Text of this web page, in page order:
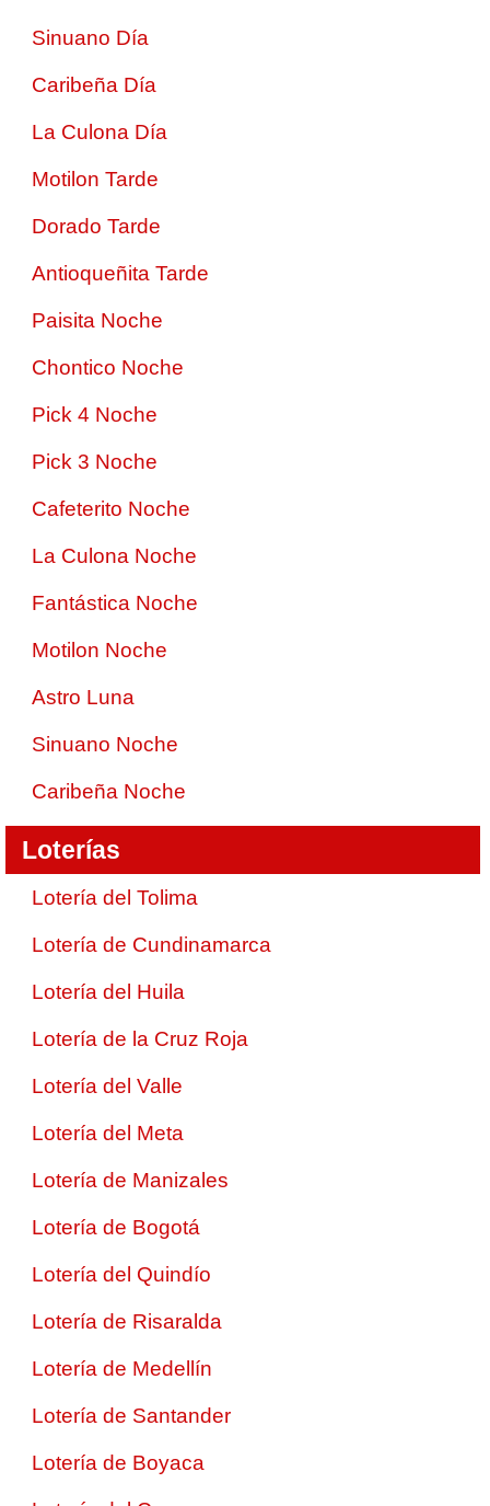
Sinuano Día
Caribeña Día
La Culona Día
Motilon Tarde
Dorado Tarde
Antioqueñita Tarde
Paisita Noche
Chontico Noche
Pick 4 Noche
Pick 3 Noche
Cafeterito Noche
La Culona Noche
Fantástica Noche
Motilon Noche
Astro Luna
Sinuano Noche
Caribeña Noche
Loterías
Lotería del Tolima
Lotería de Cundinamarca
Lotería del Huila
Lotería de la Cruz Roja
Lotería del Valle
Lotería del Meta
Lotería de Manizales
Lotería de Bogotá
Lotería del Quindío
Lotería de Risaralda
Lotería de Medellín
Lotería de Santander
Lotería de Boyaca